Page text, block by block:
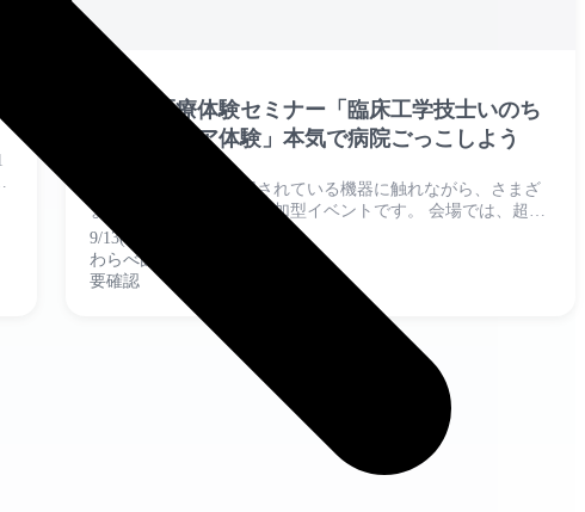
第６回医療体験セミナー「臨床工学技士いのち
のエンジニア体験」本気で病院ごっこしよう
実際に医療現場で使用されている機器に触れながら、さまざ
まな医療体験ができる参加型イベントです。 会場では、超音
波エコーや手術室、AED・一次救命処置、内視鏡外科などの
体験ブースを設置します。子どもか...
9/13(日)
わらべ館
要確認